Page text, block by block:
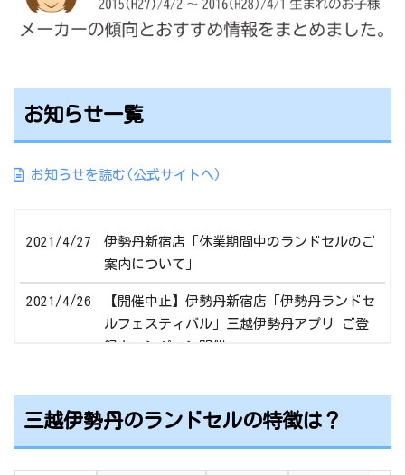
お知らせ一覧
お知らせを読む(公式サイトへ)
2021/4/27
伊勢丹新宿店「休業期間中のランドセルのご
案内について」
2021/4/26
【開催中止】伊勢丹新宿店「伊勢丹ランドセ
ルフェスティバル」三越伊勢丹アプリ ご登
録キャンペーン開催
三越伊勢丹のランドセルの特徴は？